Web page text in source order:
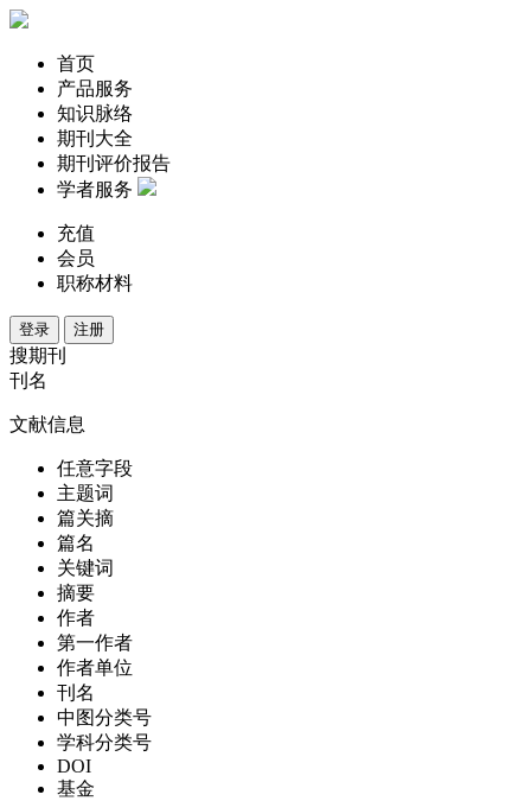
首页
产品服务
知识脉络
期刊大全
期刊评价报告
学者服务
充值
会员
职称材料
登录 注册
搜期刊
刊名
文献信息
任意字段
主题词
篇关摘
篇名
关键词
摘要
作者
第一作者
作者单位
刊名
中图分类号
学科分类号
DOI
基金